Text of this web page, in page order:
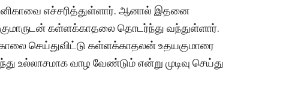
எச்சரித்துள்ளார். ஆனால் இதனை
கள்ளக்காதலை தொடர்ந்து வந்துள்ளார்.
செய்துவிட்டு கள்ளக்காதலன் உதயகுமாரை
உல்லாசமாக வாழ வேண்டும் என்று முடிவு செய்து